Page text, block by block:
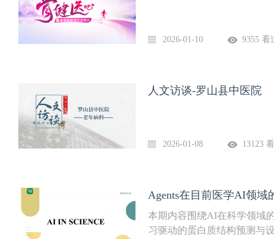
2026-01-10 9355 看
人文访谈-罗山县中医院
2026-01-08 13123
Agents在目前医学AI领域
本期内容围绕AI在科学领域
习驱动的蛋白质结构预测与